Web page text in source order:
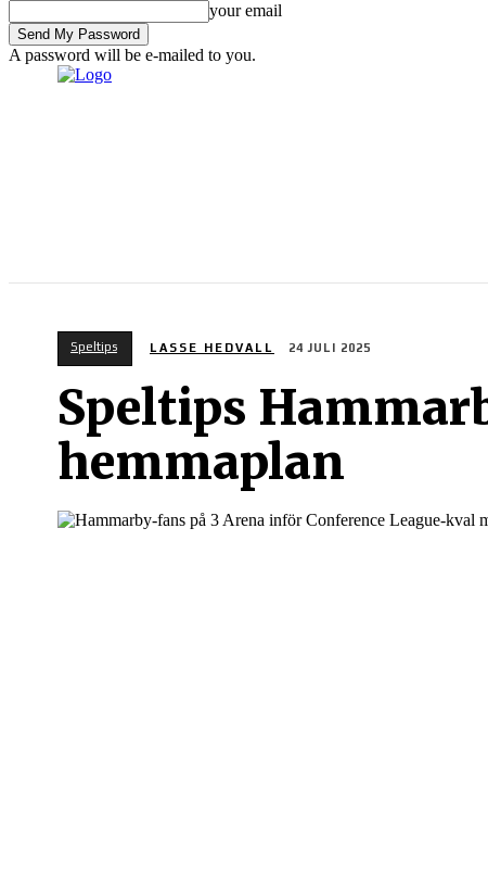
your email
A password will be e-mailed to you.
Speltips LASSE HEDVALL 24 JULI 2025
Speltips
hemmaplan